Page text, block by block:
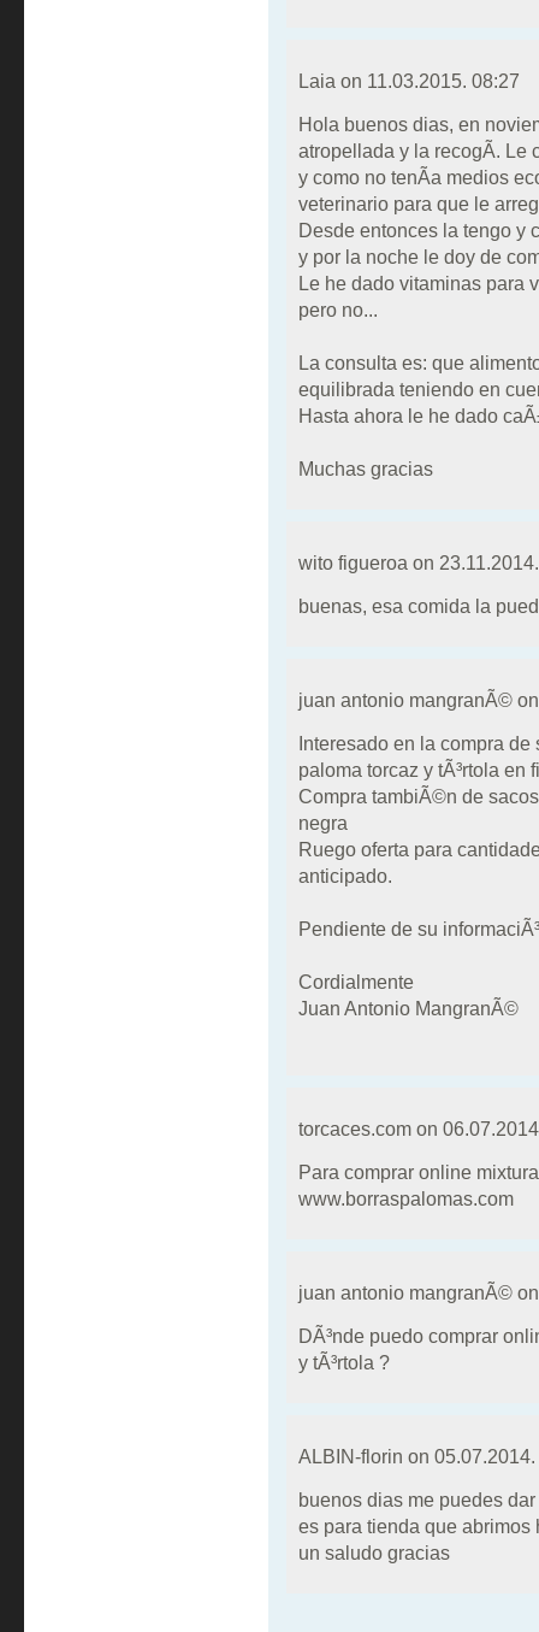
Laia on 11.03.2015. 08:27
Hola buenos dias, en
atropellada y la recogÃ­. Le
y como no tenÃ­a medios
veterinario para que le
Desde entonces la tengo y
y por la noche le doy de
Le he dado vitaminas para
pero no...
La consulta es: que
equilibrada teniendo en
Hasta ahora le he dado
Muchas gracias
wito figueroa on
buenas, esa comida la
juan antonio mangranÃ©
Interesado en la compra
paloma torcaz y tÃ³rtola en
Compra tambiÃ©n de
negra
Ruego oferta para
anticipado.
Pendiente de su
Cordialmente
Juan Antonio MangranÃ©
torcaces.com on
Para comprar online
www.borraspalomas.com
juan antonio mangranÃ©
DÃ³nde puedo comprar
y tÃ³rtola ?
ALBIN-florin on
buenos dias me puedes
es para tienda que
un saludo gracias